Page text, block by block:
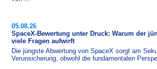
05.08.26
SpaceX-Bewertung unter Druck: Warum der
viele Fragen aufwirft
Die jüngste Abwertung von SpaceX sorgt am
Verunsicherung, obwohl die fundamentalen